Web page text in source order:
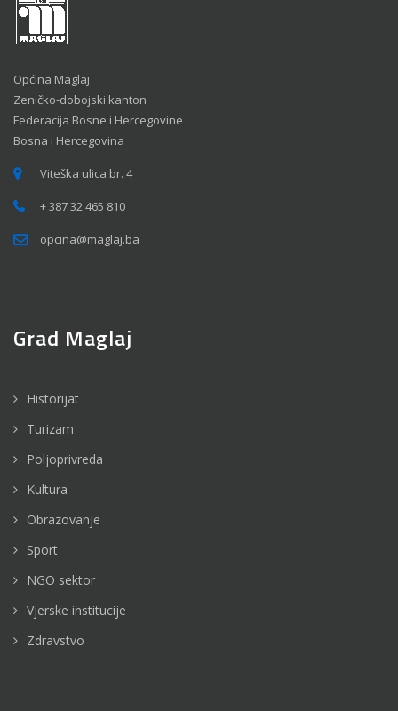
Općina Maglaj
Zeničko-dobojski kanton
Federacija Bosne i Hercegovine
Bosna i Hercegovina
Viteška ulica br. 4
+ 387 32 465 810
opcina@maglaj.ba
Grad Maglaj
Historijat
Turizam
Poljoprivreda
Kultura
Obrazovanje
Sport
NGO sektor
Vjerske institucije
Zdravstvo